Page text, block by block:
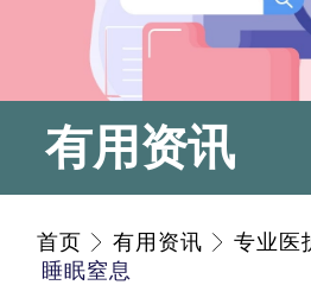
有用资讯
首页 有用资讯
专业医
睡眠窒息